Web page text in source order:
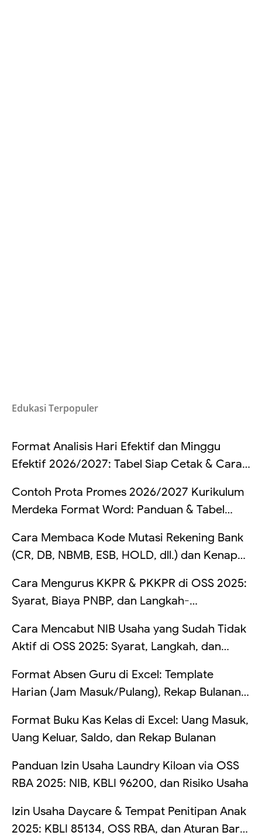
Edukasi Terpopuler
Format Analisis Hari Efektif dan Minggu
Efektif 2026/2027: Tabel Siap Cetak & Cara
Contoh Prota Promes 2026/2027 Kurikulum
Merdeka Format Word: Panduan & Tabel
Cara Membaca Kode Mutasi Rekening Bank
(CR, DB, NBMB, ESB, HOLD, dll.) dan Kenapa
Cara Mengurus KKPR & PKKPR di OSS 2025:
Syarat, Biaya PNBP, dan Langkah-
Cara Mencabut NIB Usaha yang Sudah Tidak
Aktif di OSS 2025: Syarat, Langkah, dan
Format Absen Guru di Excel: Template
Harian (Jam Masuk/Pulang), Rekap Bulanan
Contoh Tabel)
Format Buku Kas Kelas di Excel: Uang Masuk,
Uang Keluar, Saldo, dan Rekap Bulanan
Panduan Izin Usaha Laundry Kiloan via OSS
RBA 2025: NIB, KBLI 96200, dan Risiko Usaha
Izin Usaha Daycare & Tempat Penitipan Anak
2025: KBLI 85134, OSS RBA, dan Aturan Baru